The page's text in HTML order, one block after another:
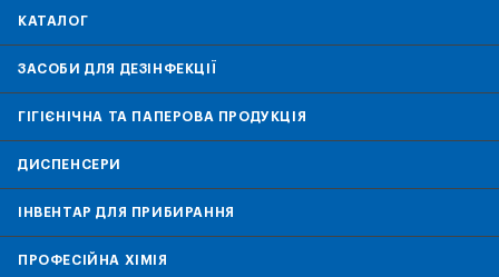
КАТАЛОГ
ЗАСОБИ ДЛЯ ДЕЗІНФЕКЦІЇ
ГІГІЄНІЧНА ТА ПАПЕРОВА ПРОДУКЦІЯ
ДИСПЕНСЕРИ
ІНВЕНТАР ДЛЯ ПРИБИРАННЯ
ПРОФЕСІЙНА ХІМІЯ